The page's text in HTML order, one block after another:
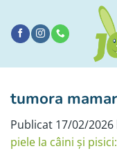
conținut
tumora
Publicat 17/02/2026
piele la câini și